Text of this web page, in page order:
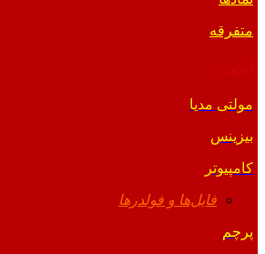
متفرقه
مولتی مدیا
بیزینس
کامپیوتر
فایل‌ها و فولدرها
پرچم